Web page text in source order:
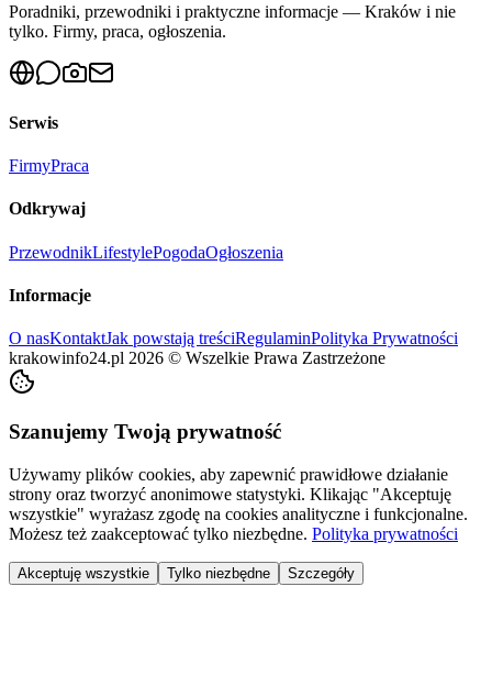
Poradniki, przewodniki i praktyczne informacje — Kraków i nie
tylko. Firmy, praca, ogłoszenia.
Serwis
FirmyPraca
Odkrywaj
PrzewodnikLifestylePogodaOgłoszenia
Informacje
O nasKontaktJak powstają treściRegulaminPolityka Prywatności
krakowinfo24.pl 2026 © Wszelkie Prawa Zastrzeżone
Szanujemy Twoją prywatność
Używamy plików cookies, aby zapewnić prawidłowe działanie
strony oraz tworzyć anonimowe statystyki. Klikając "Akceptuję
wszystkie" wyrażasz zgodę na cookies analityczne i funkcjonalne.
Możesz też zaakceptować tylko niezbędne. Polityka prywatności
Akceptuję wszystkie Tylko niezbędne Szczegóły